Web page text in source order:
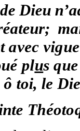
Dieu
avec
plus
ô toi,